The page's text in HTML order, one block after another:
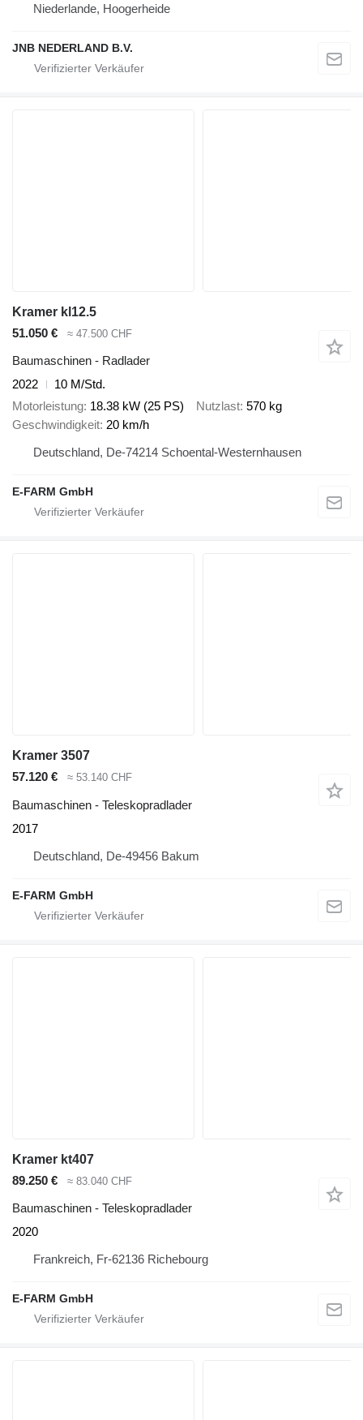
Niederlande, Hoogerheide
JNB NEDERLAND B.V.
Kramer kl12.5
51.050 €
≈ 47.500 CHF
Baumaschinen - Radlader
2022
10 M/Std.
Motorleistung 18.38 kW (25 PS) Nutzlast 570 kg
Geschwindigkeit 20 km/h
Deutschland, De-74214 Schoental-Westernhausen
E-FARM GmbH
Kramer 3507
57.120 €
≈ 53.140 CHF
Baumaschinen - Teleskopradlader
2017
Deutschland, De-49456 Bakum
E-FARM GmbH
Kramer kt407
89.250 €
≈ 83.040 CHF
Baumaschinen - Teleskopradlader
2020
Frankreich, Fr-62136 Richebourg
E-FARM GmbH